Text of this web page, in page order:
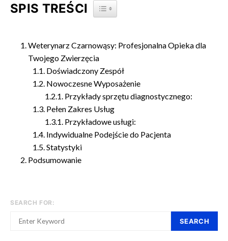
SPIS TREŚCI TOGGLE TABLE OF CONTENT
Weterynarz Czarnowąsy: Profesjonalna Opieka dla
Twojego Zwierzęcia
Doświadczony Zespół
Nowoczesne Wyposażenie
Przykłady sprzętu diagnostycznego:
Pełen Zakres Usług
Przykładowe usługi:
Indywidualne Podejście do Pacjenta
Statystyki
Podsumowanie
SEARCH FOR:
SEARCH